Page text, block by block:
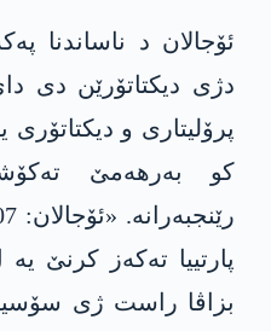
ئۆجالان د ناساندنا
دژی دیکتاتۆرێن دی
پرۆلیتاری و دیکتاتۆری
کو بەرهەمێ
پارتییا تەکەز کرنێ